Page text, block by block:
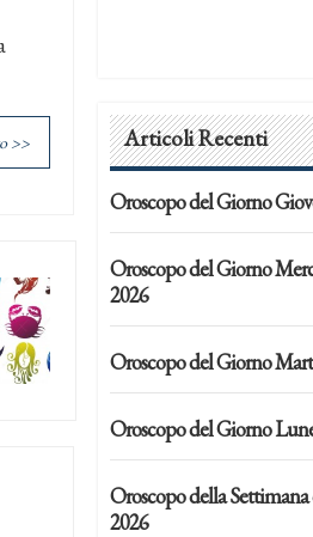
>> Articoli Recenti
Oroscopo del Giorno
Oroscopo del Giorno
2026
Oroscopo del Giorno
Oroscopo del Giorno
Oroscopo della
2026